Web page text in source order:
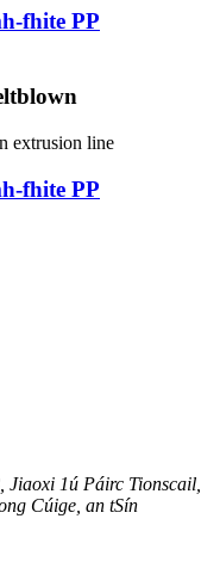
fhite PP
fhite PP
1ú Páirc Tionscail,
Cúige, an tSín